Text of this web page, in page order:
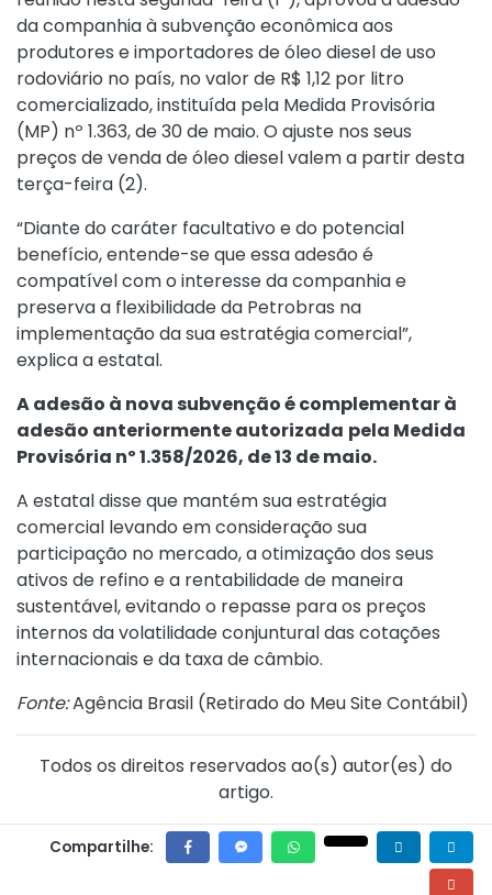
da companhia à subvenção econômica aos
produtores e importadores de óleo diesel de uso
rodoviário no país, no valor de R$ 1,12 por litro
comercializado, instituída pela Medida Provisória
(MP) nº 1.363, de 30 de maio. O ajuste nos seus
preços de venda de óleo diesel valem a partir desta
terça-feira (2).
“Diante do caráter facultativo e do potencial
benefício, entende-se que essa adesão é
compatível com o interesse da companhia e
preserva a flexibilidade da Petrobras na
implementação da sua estratégia comercial”,
explica a estatal.
A adesão à nova subvenção é complementar à
adesão anteriormente autorizada pela Medida
Provisória nº 1.358/2026, de 13 de maio.
A estatal disse que mantém sua estratégia
comercial levando em consideração sua
participação no mercado, a otimização dos seus
ativos de refino e a rentabilidade de maneira
sustentável, evitando o repasse para os preços
internos da volatilidade conjuntural das cotações
internacionais e da taxa de câmbio.
Fonte:Agência Brasil (Retirado do Meu Site Contábil)
Todos os direitos reservados ao(s) autor(es) do
artigo.
Compartilhe: